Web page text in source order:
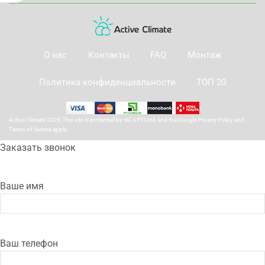
О нас Контакты FAQ Монтаж
Политика конфиденциальности ТОП 20
Active Climate 2026 This site is protected by reCAPTCHA and the Google Privacy Policy and
Terms of Service apply.
Заказать звонок
Ваше имя
Ваш телефон